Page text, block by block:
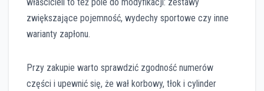
zwiększające pojemność, wydechy sportowe czy inne
warianty zapłonu.
Przy zakupie warto sprawdzić zgodność numerów
części i upewnić się, że wał korbowy, tłok i cylinder